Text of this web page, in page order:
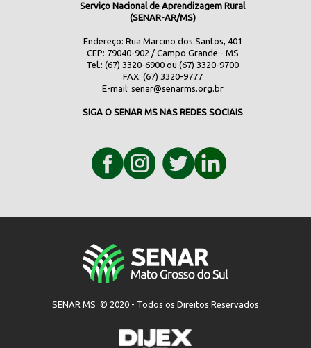
Serviço Nacional de Aprendizagem Rural
(SENAR-AR/MS)
Endereço: Rua Marcino dos Santos, 401
CEP: 79040-902 / Campo Grande - MS
Tel.: (67) 3320-6900 ou (67) 3320-9700
FAX: (67) 3320-9777
E-mail: senar@senarms.org.br
SIGA O SENAR MS NAS REDES SOCIAIS
SENAR MS © 2020 - Todos os Direitos Reservados